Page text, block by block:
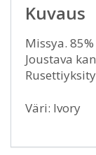
Kuvaus
Missya.
Joustava
Väri: Ivory